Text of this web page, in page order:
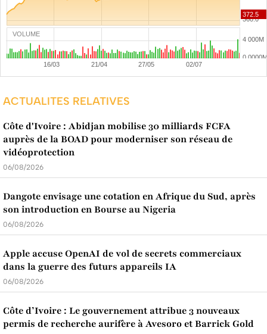
VOLUME
ACTUALITES RELATIVES
Côte d'Ivoire : Abidjan mobilise 30 milliards FCFA
auprès de la BOAD pour moderniser son réseau de
vidéoprotection
06/08/2026
Dangote envisage une cotation en Afrique du Sud, après
son introduction en Bourse au Nigeria
06/08/2026
Apple accuse OpenAI de vol de secrets commerciaux
dans la guerre des futurs appareils IA
06/08/2026
Côte d’Ivoire : Le gouvernement attribue 3 nouveaux
permis de recherche aurifère à Avesoro et Barrick Gold